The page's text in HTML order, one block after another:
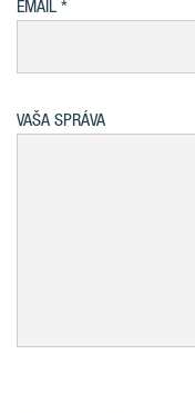
EMAIL
VAŠA SPRÁVA